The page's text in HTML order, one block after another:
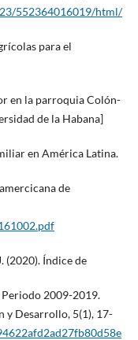
552364016019/html/
para el
en la parroquia Colón-
de la Habana]
en América Latina.
de
(2020). Índice de
2009-2019.
y Desarrollo, 5(1), 17-